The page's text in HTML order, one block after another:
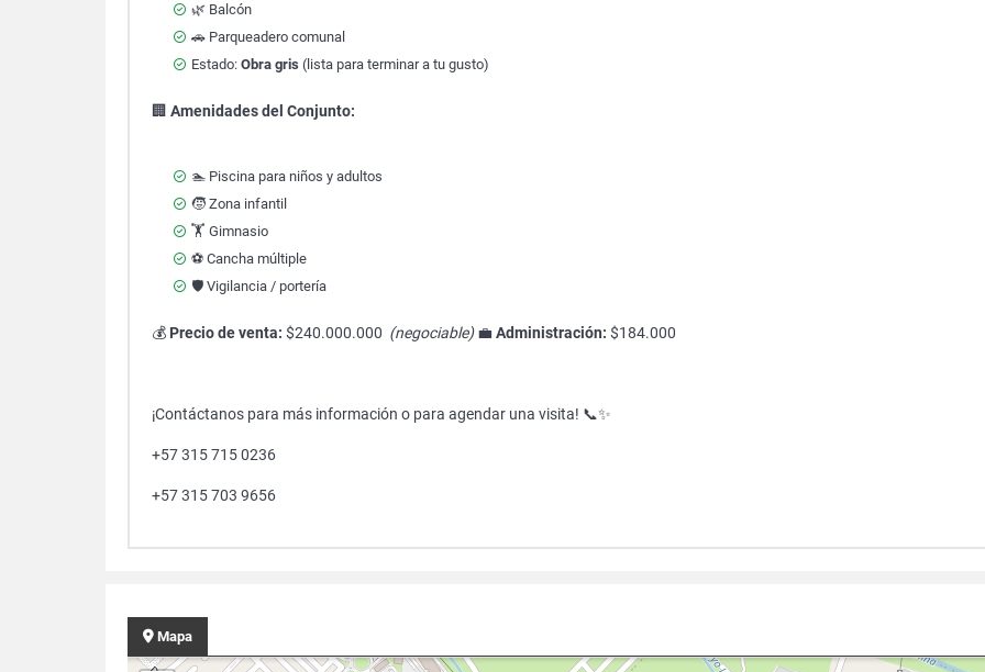
🌿 Balcón
🚗 Parqueadero comunal
Estado: Obra gris (lista para terminar a tu gusto)
🏢 Amenidades del Conjunto:
🏊 Piscina para niños y adultos
🧒 Zona infantil
🏋️ Gimnasio
⚽ Cancha múltiple
🛡️ Vigilancia / portería
💰 Precio de venta: $240.000.000 (negociable)💼Administración: $184.000
¡Contáctanos para más información o para agendar una visita! 📞✨
+57 315 715 0236
+57 315 703 9656
Mapa